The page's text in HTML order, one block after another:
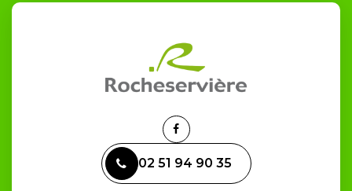
Lien
le
compte
02 51 94 90 35